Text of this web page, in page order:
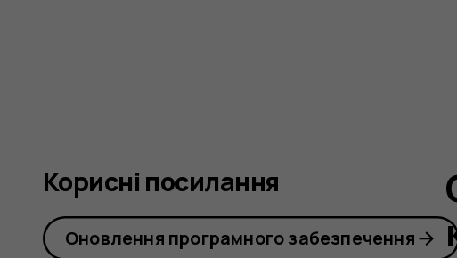
Корисні посилання
Оновлення програмного забезпечення